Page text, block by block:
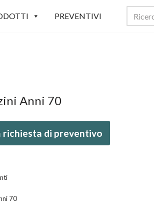
PREVENTIVI
Anni 70
richiesta di preventivo
70